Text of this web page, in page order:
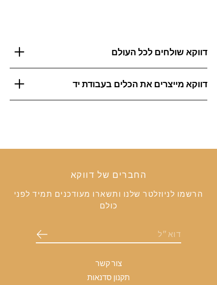
דווקא שולחים לכל העולם
דווקא מייצרים את הכלים בעבודת יד
החברים של דווקא
הרשמו לניוזלטר שלנו ותשארו מעודכנים תמיד לפני
כולם
צור קשר
תקנון סדנאות